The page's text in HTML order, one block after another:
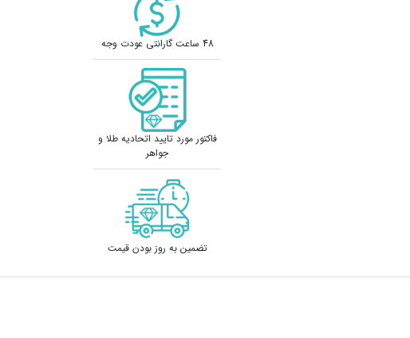
48 ساعت گارانتی عودت وجه
فاکتور مورد تایید اتحادیه طلا و
جواهر
تضمین به روز بودن قیمت